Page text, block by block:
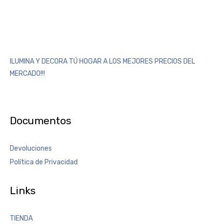
ILUMINA Y DECORA TÚ HOGAR A LOS MEJORES PRECIOS DEL
MERCADO!!!
Documentos
Devoluciones
Política de Privacidad
Links
TIENDA